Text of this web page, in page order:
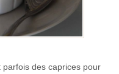
des caprices pour